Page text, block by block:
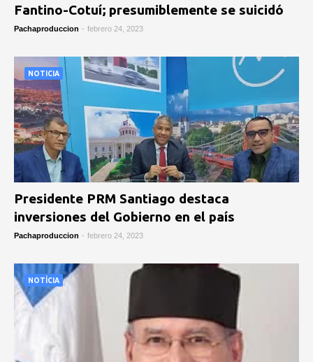
Fantino-Cotuí; presumiblemente se suicidó
Pachaproduccion - febrero 24, 2023
NOTICIA
Presidente PRM Santiago destaca
inversiones del Gobierno en el país
Pachaproduccion - febrero 24, 2023
NOTÍCIA